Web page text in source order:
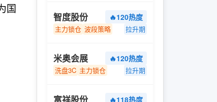
国
智度股份 🔥120热度
主力锁仓 波段策略 拉升期
米奥会展 🔥120热度
洗盘3C 主力锁仓 拉升期
富祥股份 🔥118热度